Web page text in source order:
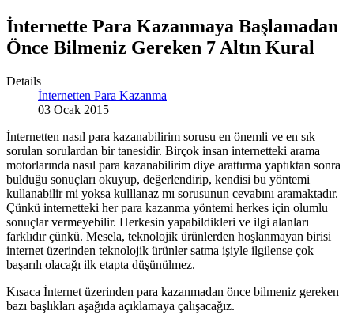
İnternette Para Kazanmaya Başlamadan
Önce Bilmeniz Gereken 7 Altın Kural
Details
İnternetten Para Kazanma
03 Ocak 2015
İnternetten nasıl para kazanabilirim sorusu en önemli ve en sık
sorulan sorulardan bir tanesidir. Birçok insan internetteki arama
motorlarında nasıl para kazanabilirim diye arattırma yaptıktan sonra
bulduğu sonuçları okuyup, değerlendirip, kendisi bu yöntemi
kullanabilir mi yoksa kulllanaz mı sorusunun cevabını aramaktadır.
Çünkü internetteki her para kazanma yöntemi herkes için olumlu
sonuçlar vermeyebilir. Herkesin yapabildikleri ve ilgi alanları
farklıdır çünkü. Mesela, teknolojik ürünlerden hoşlanmayan birisi
internet üzerinden teknolojik ürünler satma işiyle ilgilense çok
başarılı olacağı ilk etapta düşünülmez.
Kısaca İnternet üzerinden para kazanmadan önce bilmeniz gereken
bazı başlıkları aşağıda açıklamaya çalışacağız.